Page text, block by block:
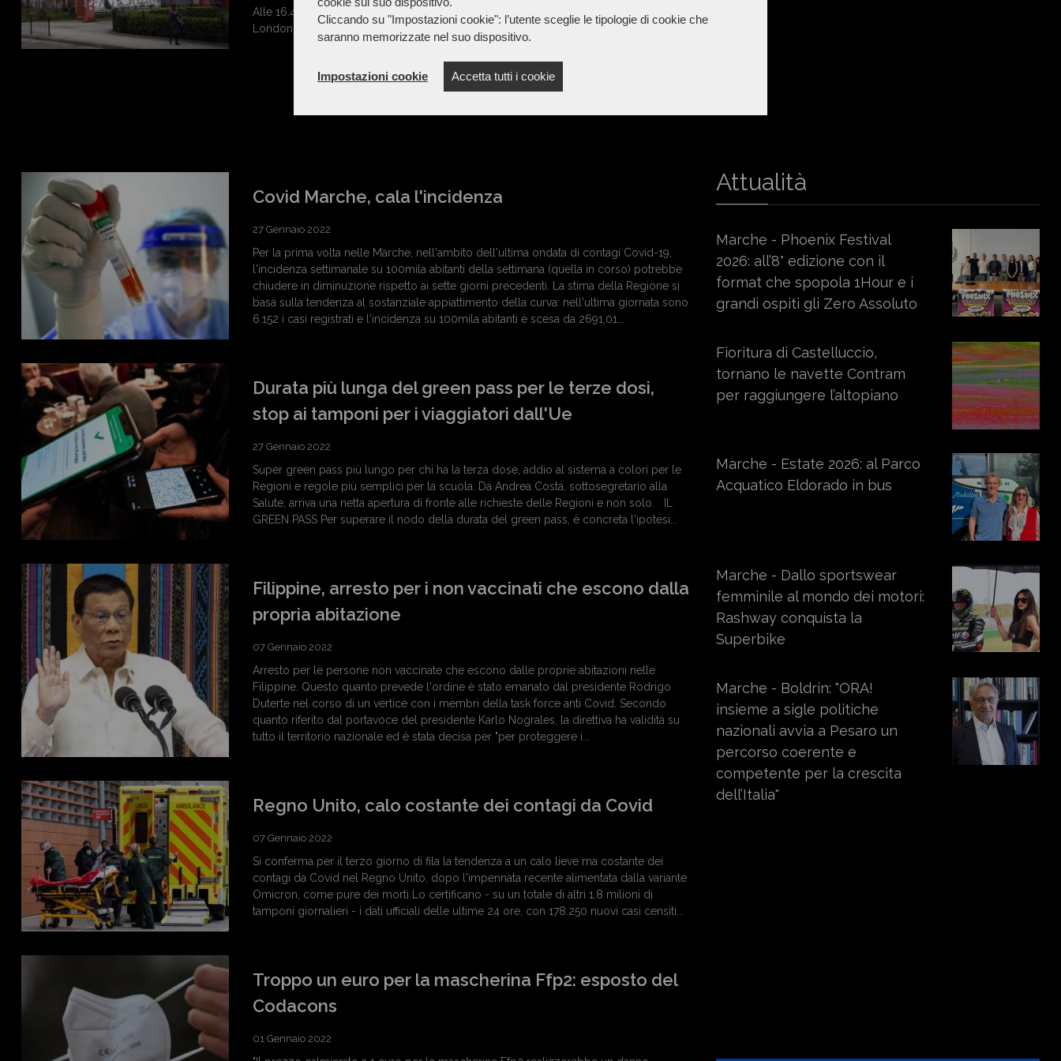
Cliccando su "Impostazioni cookie": l’utente sceglie le tipologie di cookie che
saranno memorizzate nel suo dispositivo.
Impostazioni cookie Accetta tutti i cookie
Alle 16.45 nella città nordirlandese che i britannici e gli unionisti chiamano
Londonderry si terrà una marcia pacifica alla quale parteciperanno i...
Covid Marche, cala l'incidenza
27 Gennaio 2022
Per la prima volta nelle Marche, nell'ambito dell'ultima ondata di contagi Covid-19,
l'incidenza settimanale su 100mila abitanti della settimana (quella in corso) potrebbe
chiudere in diminuzione rispetto ai sette giorni precedenti. La stima della Regione si
basa sulla tendenza al sostanziale appiattimento della curva: nell'ultima giornata sono
6.152 i casi registrati e l'incidenza su 100mila abitanti è scesa da 2691,01...
Durata più lunga del green pass per le terze dosi,
stop ai tamponi per i viaggiatori dall'Ue
27 Gennaio 2022
Super green pass più lungo per chi ha la terza dose, addio al sistema a colori per le
Regioni e regole più semplici per la scuola. Da Andrea Costa, sottosegretario alla
Salute, arriva una netta apertura di fronte alle richieste delle Regioni e non solo. IL
GREEN PASS Per superare il nodo della durata del green pass, è concreta l'ipotesi...
Filippine, arresto per i non vaccinati che escono dalla
propria abitazione
07 Gennaio 2022
Arresto per le persone non vaccinate che escono dalle proprie abitazioni nelle
Filippine. Questo quanto prevede l'ordine è stato emanato dal presidente Rodrigo
Duterte nel corso di un vertice con i membri della task force anti Covid. Secondo
quanto riferito dal portavoce del presidente Karlo Nograles, la direttiva ha validità su
tutto il territorio nazionale ed è stata decisa per "per proteggere i...
Regno Unito, calo costante dei contagi da Covid
07 Gennaio 2022
Si conferma per il terzo giorno di fila la tendenza a un calo lieve ma costante dei
contagi da Covid nel Regno Unito, dopo l'impennata recente alimentata dalla variante
Omicron, come pure dei morti Lo certificano - su un totale di altri 1,8 milioni di
tamponi giornalieri - i dati ufficiali delle ultime 24 ore, con 178.250 nuovi casi censiti...
Troppo un euro per la mascherina Ffp2: esposto del
Codacons
01 Gennaio 2022
Attualità
Marche - Phoenix Festival
2026: all’8° edizione con il
format che spopola 1Hour e i
grandi ospiti gli Zero Assoluto
Fioritura di Castelluccio,
tornano le navette Contram
per raggiungere l’altopiano
Marche - Estate 2026: al Parco
Acquatico Eldorado in bus
Marche - Dallo sportswear
femminile al mondo dei motori:
Rashway conquista la
Superbike
Marche - Boldrin: "ORA!
insieme a sigle politiche
nazionali avvia a Pesaro un
percorso coerente e
competente per la crescita
dell’Italia"